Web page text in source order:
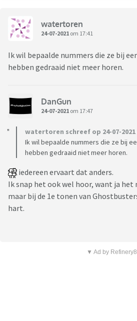
watertoren
24-07-2021 om 17:41
Ik wil bepaalde nummers die ze bij
hebben gedraaid niet meer horen.
DanGun
24-07-2021 om 17:47
watertoren schreef op 24-07-2021
Ik wil bepaalde nummers die ze bij
hebben gedraaid niet meer horen.
iedereen ervaart dat anders.
Ik snap het ook wel hoor, want ja het
maar bij de 1e tonen van
hart.
▼ Ad by